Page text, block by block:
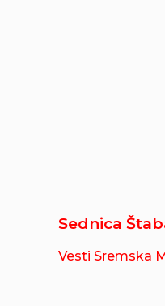
Sednica
Vesti Sremska